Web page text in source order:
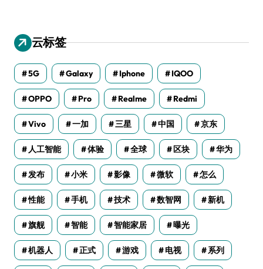
云标签
5G Galaxy Iphone IQOO
OPPO Pro Realme Redmi
Vivo 一加 三星 中国 京东
人工智能 体验 全球 区块 华为
发布 小米 影像 微软 怎么
性能 手机 技术 数智网 新机
旗舰 智能 智能家居 曝光
机器人 正式 游戏 电视 系列